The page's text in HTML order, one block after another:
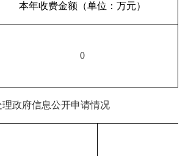
本年收费金额（单位：万元）
0
政府信息公开申请情况